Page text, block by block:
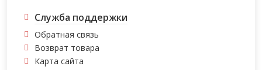
Служба поддержки
Обратная связь
Возврат товара
Карта сайта